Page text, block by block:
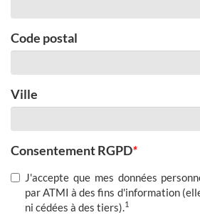
Code postal
Ville
Consentement RGPD*
J'accepte que mes données
par ATMI à des fins d'information
ni cédées à des tiers).1